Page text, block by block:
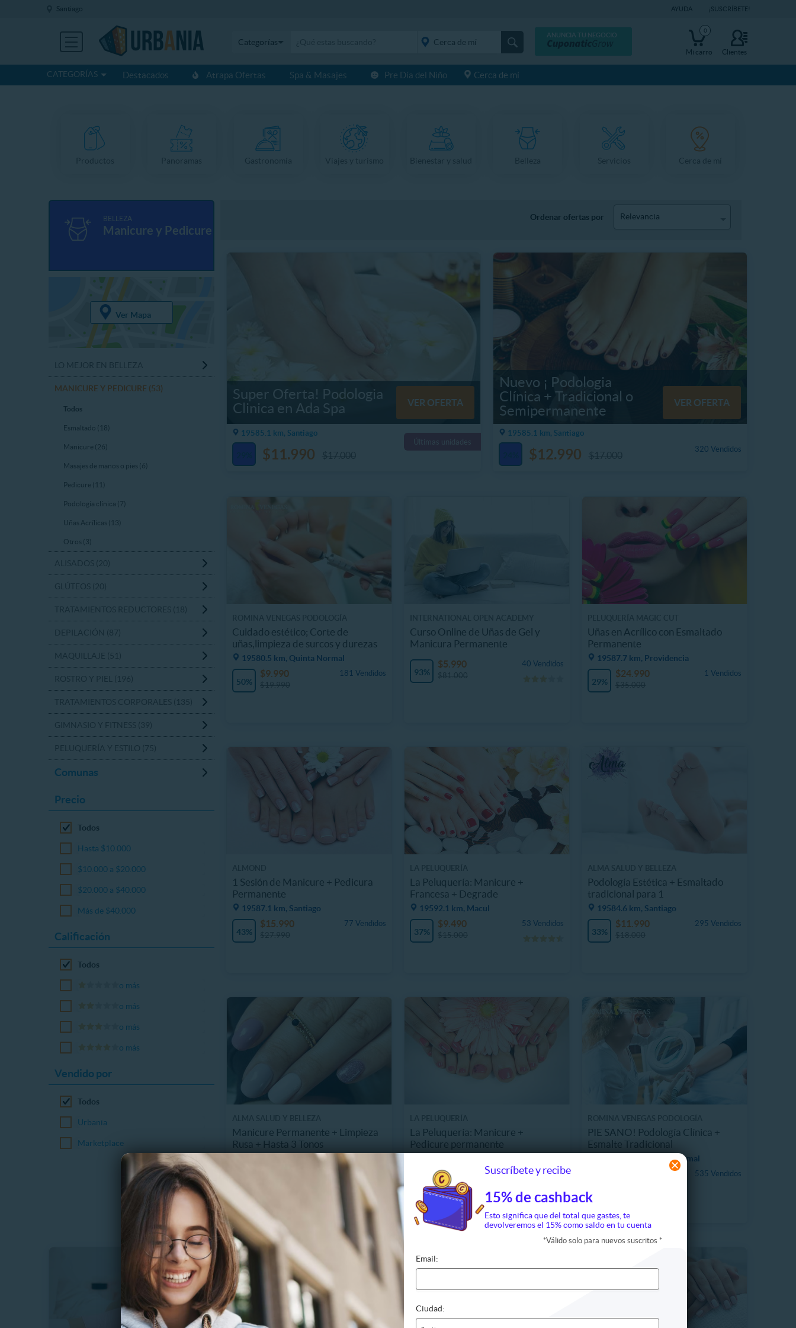
Santiago AYUDA ¡SUSCRÍBETE!
CATEGORÍAS
ANUNCIA TU NEGOCIO
Clientes
Categorías
placeholder="Todo el
0
Mi carro
Destacados Atrapa Ofertas Spa & Masajes Pre Día del Niño Cerca de mí
Suscríbete y recibe
15% de cashback
Esto significa que del total que gastes, te
devolveremos el 15% como saldo en tu cuenta
*Válido solo para nuevos suscritos *
Email:
Ciudad:
BELLEZA
Manicure y Pedicure
Ver Mapa
MANICURE Y PEDICURE (53)
Todos
Esmaltado (18)
Manicure (26)
Masajes de manos o pies (6)
Pedicure (11)
Podología clínica (7)
Uñas Acrílicas (13)
Otros (3)
Comunas
Precio
Todos
Hasta $10.000
$10.000 a $20.000
$20.000 a $40.000
Más de $40.000
Calificación
Todos
o más
o más
o más
o más
Vendido por
Todos
Urbania
Marketplace
Ordenar ofertas por Relevancia
Super Oferta! Podologia
Clinica en Ada Spa
VER OFERTA
19585.1 km, Santiago
Últimas unidades
$11.990
Nuevo ¡ Podologia
Clínica + Tradicional o
Semipermanente
VER OFERTA
19585.1 km, Santiago
320 Vendidos
$12.990
Cuidado estético; Corte de
uñas,limpieza de surcos y durezas
19580.5 km, Quinta Normal
50%
181 Vendidos
$9.990
Curso Online de Uñas de Gel y
Manicura Permanente
93%
40 Vendidos
$5.990
Uñas en Acrílico con Esmaltado
Permanente
19587.7 km, Providencia
29%
1 Vendidos
$24.990
1 Sesión de Manicure + Pedicura
Permanente
19587.1 km, Santiago
43%
77 Vendidos
$15.990
La Peluquería: Manicure +
Francesa + Degrade
19592.1 km, Macul
37%
53 Vendidos
$9.490
Podología Estética + Esmaltado
tradicional para 1
19584.6 km, Santiago
33%
295 Vendidos
$11.990
Manicure Permanente + Limpieza
Rusa + Hasta 3 Tonos
19584.6 km, Santiago
50%
La Peluquería: Manicure +
Pedicure permanente
Últimas unidades
$15.990
$30.000
PIE SANO! Podología Clínica +
Esmalte Tradicional
19580.5 km, Quinta Normal
535 Vendidos